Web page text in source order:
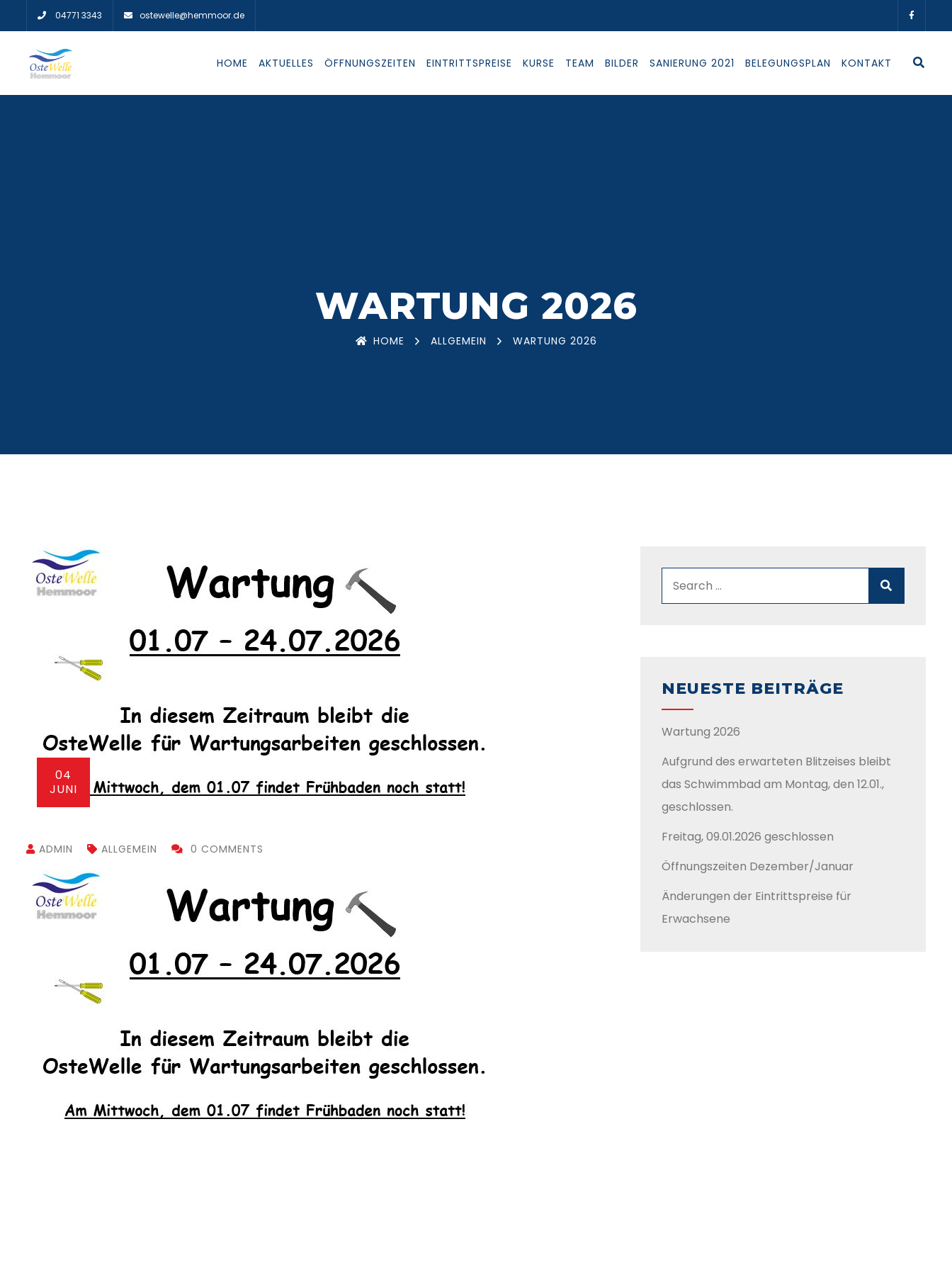
04771 3343 ostewelle@hemmoor.de
HOME AKTUELLES ÖFFNUNGSZEITEN EINTRITTSPREISE KURSE TEAM BILDER SANIERUNG 2021 BELEGUNGSPLAN KONTAKT
WARTUNG 2026
HOME ALLGEMEIN WARTUNG 2026
04
JUNI
ADMIN ALLGEMEIN 0 COMMENTS
Search for:
NEUESTE BEITRÄGE
Wartung 2026
Aufgrund des erwarteten Blitzeises bleibt
das Schwimmbad am Montag, den 12.01.,
geschlossen.
Freitag, 09.01.2026 geschlossen
Öffnungszeiten Dezember/Januar
Änderungen der Eintrittspreise für
Erwachsene